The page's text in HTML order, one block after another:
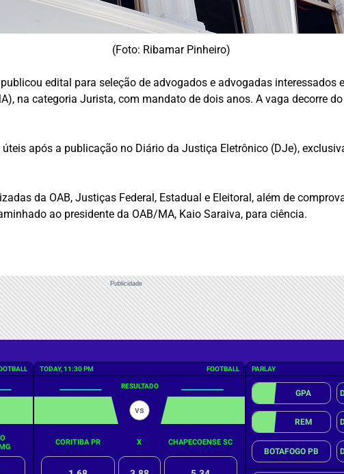
(Foto: Ribamar Pinheiro)
edital para seleção de advogados e advogadas interessados
na categoria Jurista, com mandato de dois anos. A vaga decorre
após a publicação no Diário da Justiça Eletrônico (DJe),
da OAB, Justiças Federal, Estadual e Eleitoral, além de
ao presidente da OAB/MA, Kaio Saraiva, para ciência.
Publicidade